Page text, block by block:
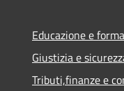
Educazione e
Giustizia e
Tributi,finanze e